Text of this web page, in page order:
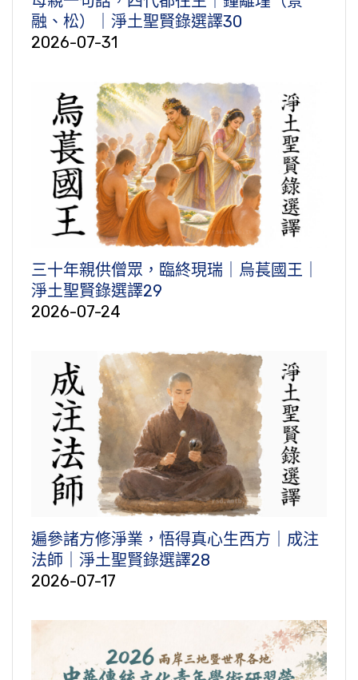
融、松）｜淨土聖賢錄選譯30
2026-07-31
三十年親供僧眾，臨終現瑞｜烏萇國王｜
淨土聖賢錄選譯29
2026-07-24
遍參諸方修淨業，悟得真心生西方｜成注
法師｜淨土聖賢錄選譯28
2026-07-17